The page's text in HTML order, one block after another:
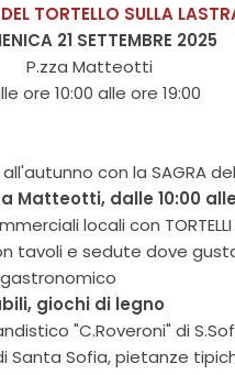
TORTELLO SULLA
21 SETTEMBRE 2025
P.zza Matteotti
ore 10:00 alle ore 19:00
con la SAGRA del
Matteotti, dalle 10:00 alle
locali con TORTELLI
tavoli e sedute dove
giochi di legno
"C.Roveroni" di
Santa Sofia, pietanze